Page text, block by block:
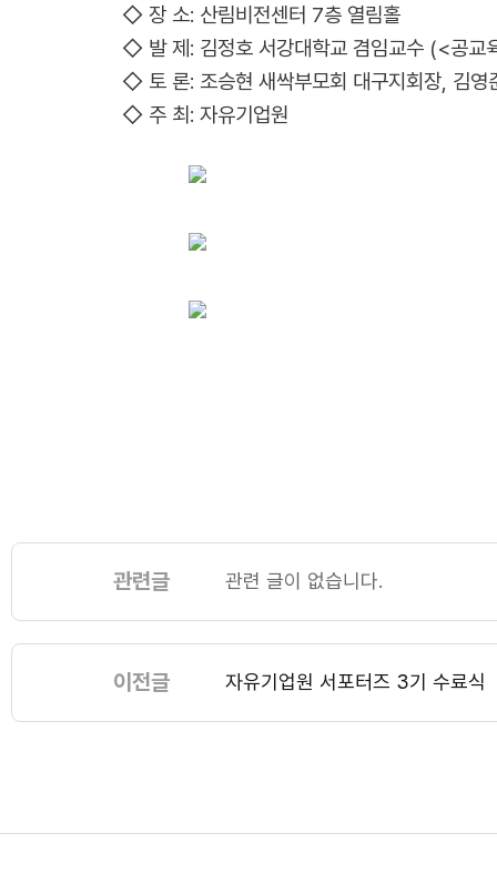
◇ 장 소: 산림비전센터 7층 열림홀
◇ 발 제: 김정호 서강대학교 겸임교수 (<공교
◇ 토 론: 조승현 새싹부모회 대구지회장, 김영
◇ 주 최: 자유기업원
관련글 관련 글이 없습니다.
이전글 자유기업원 서포터즈 3기 수료식